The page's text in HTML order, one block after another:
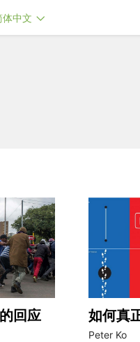
体中文
回应 如何真
Peter Ko